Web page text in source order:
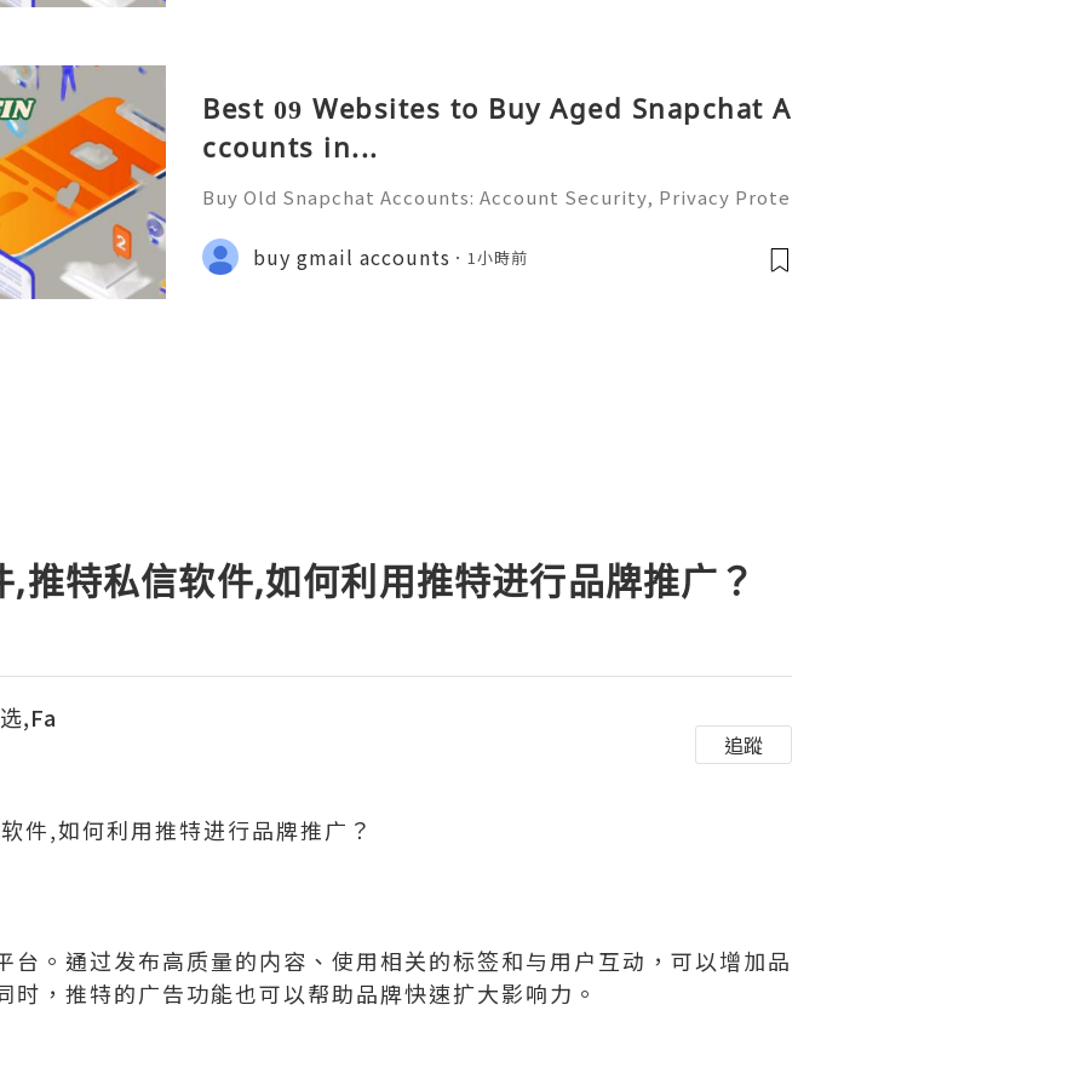
Best 09 Websites to Buy Aged Snapchat A
ccounts in...
Buy Old Snapchat Accounts: Account Security, Privacy Prote
💎💲💫🌐✨💎Fast & Reliable 24/7 Customer Support 💫💎💲💫
🌐✨💎WhatsApp :+1 (506) 541-7768 💫💎💲💫🌐✨💎Te
buy gmail accounts 1小時前
推特私信软件,如何利用推特进行品牌推广？
,Fa
追蹤
件,如何利用推特进行品牌推广？
台。通过发布高质量的内容、使用相关的标签和与用户互动，可以增加品
时，推特的广告功能也可以帮助品牌快速扩大影响力。